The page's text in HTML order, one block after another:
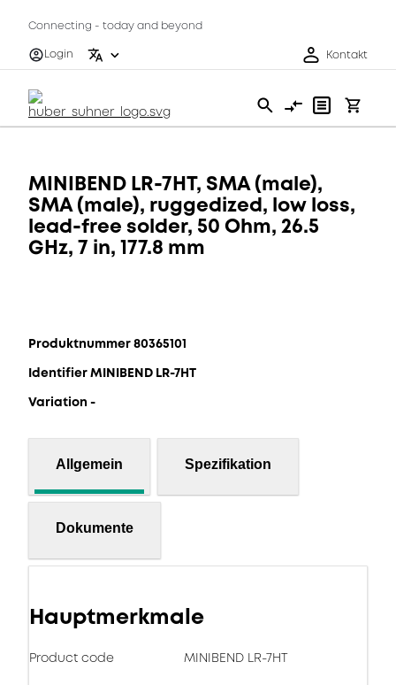
Connecting - today and beyond
Login
Kontakt
MINIBEND LR-7HT, SMA (male),
SMA (male), ruggedized, low loss,
lead-free solder, 50 Ohm, 26.5
GHz, 7 in, 177.8 mm
Produktnummer 80365101
Identifier MINIBEND LR-7HT
Variation -
Allgemein Spezifikation
Dokumente
Hauptmerkmale
Product code MINIBEND LR-7HT